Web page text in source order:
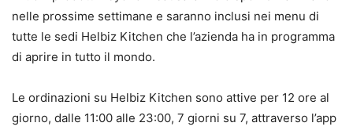
nelle prossime settimane e saranno inclusi nei menu di
tutte le sedi Helbiz Kitchen che l’azienda ha in programma
di aprire in tutto il mondo.
Le ordinazioni su Helbiz Kitchen sono attive per 12 ore al
giorno, dalle 11:00 alle 23:00, 7 giorni su 7, attraverso l’app